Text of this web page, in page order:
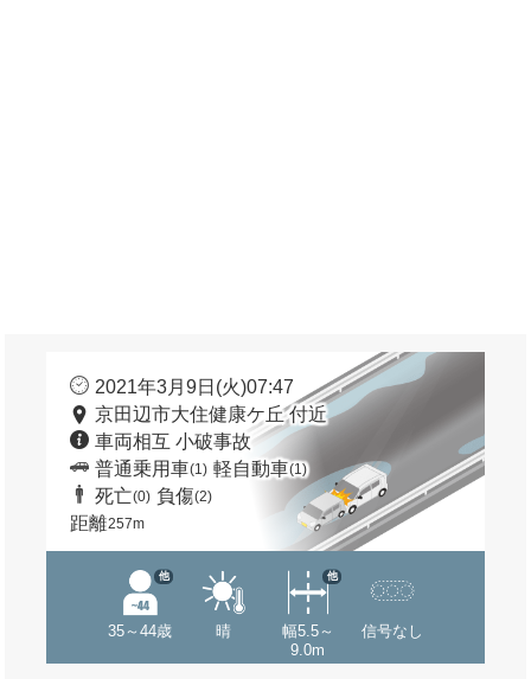
2021年3月9日(火)07:47
京田辺市大住健康ケ丘 付近
車両相互 小破事故
普通乗用車(1) 軽自動車(1)
死亡(0) 負傷(2)
距離257m
35～44歳
他
晴
幅5.5～
9.0m
他
信号なし